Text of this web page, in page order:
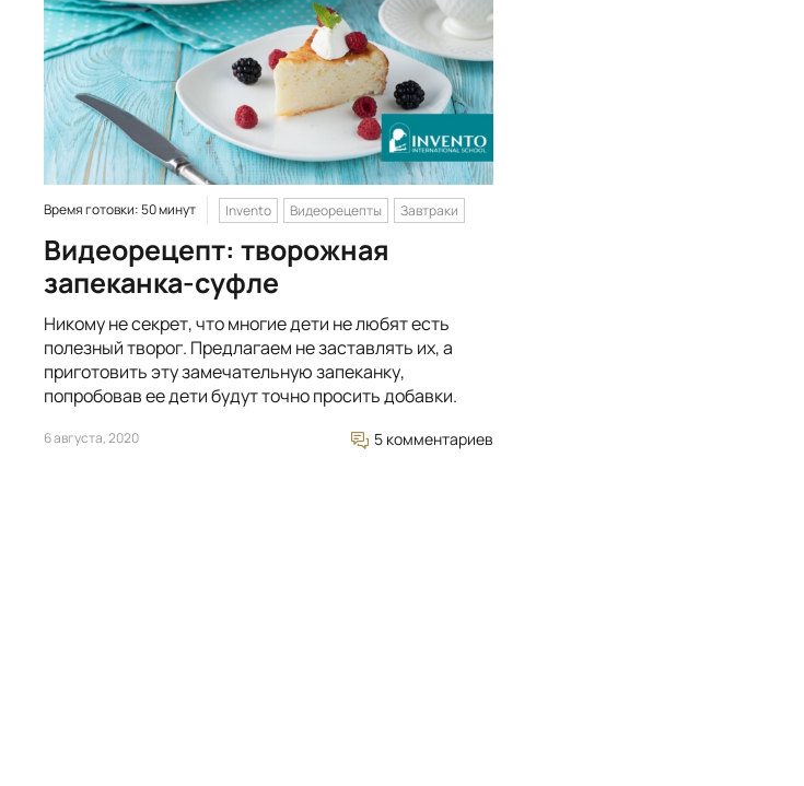
Время готовки: 50 минут Invento Видеорецепты Завтраки
Видеорецепт: творожная
запеканка-суфле
Никому не секрет, что многие дети не любят есть
полезный творог. Предлагаем не заставлять их, а
приготовить эту замечательную запеканку,
попробовав ее дети будут точно просить добавки.
6 августа, 2020 5 комментариев